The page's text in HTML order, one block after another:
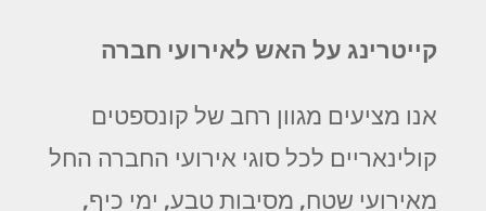
קייטרינג על האש לאירועי חברה
אנו מציעים מגוון רחב של קונספטים
קולינאריים לכל סוגי אירועי החברה החל
מאירועי שטח, מסיבות טבע, ימי כיף,